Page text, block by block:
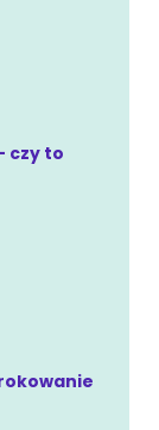
czy to